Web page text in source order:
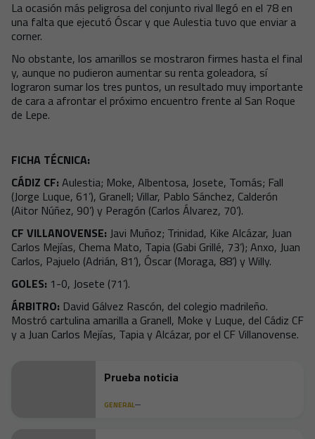
La ocasión más peligrosa del conjunto rival llegó en el 78 en
una falta que ejecutó Óscar y que Aulestia tuvo que enviar a
corner.
No obstante, los amarillos se mostraron firmes hasta el final
y, aunque no pudieron aumentar su renta goleadora, sí
lograron sumar los tres puntos, un resultado muy importante
de cara a afrontar el próximo encuentro frente al San Roque
de Lepe.
FICHA TÉCNICA:
CÁDIZ CF: Aulestia; Moke, Albentosa, Josete, Tomás; Fall
(Jorge Luque, 61’), Granell; Villar, Pablo Sánchez, Calderón
(Aitor Núñez, 90’) y Peragón (Carlos Álvarez, 70’).
CF VILLANOVENSE: Javi Muñoz; Trinidad, Kike Alcázar, Juan
Carlos Mejías, Chema Mato, Tapia (Gabi Grillé, 73’); Anxo, Juan
Carlos, Pajuelo (Adrián, 81’), Óscar (Moraga, 88’) y Willy.
GOLES: 1-0, Josete (71’).
ÁRBITRO: David Gálvez Rascón, del colegio madrileño.
Mostró cartulina amarilla a Granell, Moke y Luque, del Cádiz CF
y a Juan Carlos Mejías, Tapia y Alcázar, por el CF Villanovense.
Prueba noticia
GENERAL